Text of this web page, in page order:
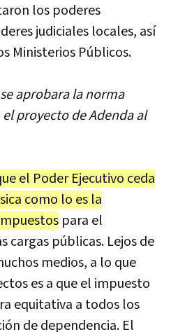
los poderes
judiciales locales, así
Ministerios Públicos.
seaprobara lanorma
elproyecto deAdendaal
el Poder Ejecutivo ceda
sica como lo es la
para el
cargas públicas. Lejosde
medios, a lo que
esa queel impuesto
equitativa a todos los
ón dedependencia. El